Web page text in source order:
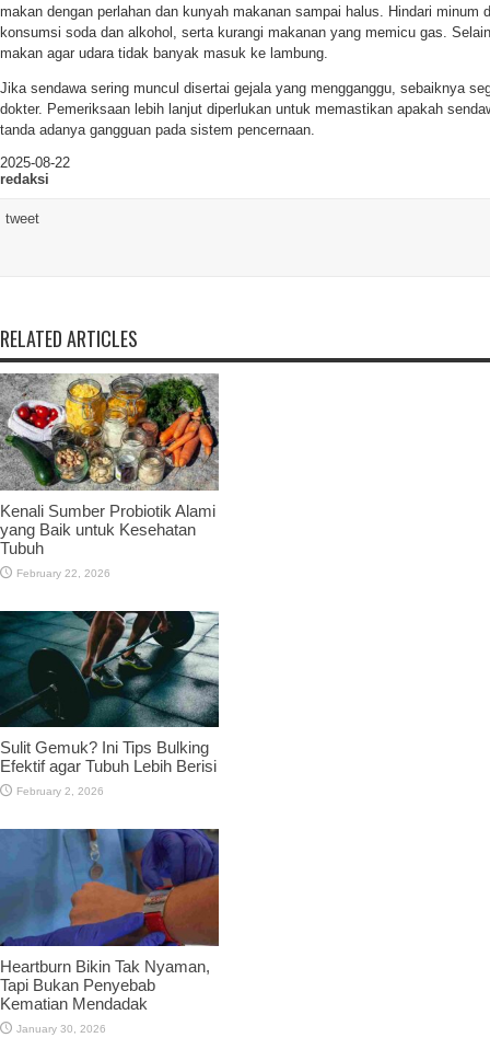
makan dengan perlahan dan kunyah makanan sampai halus. Hindari minum
konsumsi soda dan alkohol, serta kurangi makanan yang memicu gas.
makan agar udara tidak banyak masuk ke lambung.
Jika sendawa sering muncul disertai gejala yang mengganggu, sebaiknya
dokter. Pemeriksaan lebih lanjut diperlukan untuk memastikan apakah
tanda adanya gangguan pada sistem pencernaan.
2025-08-22
redaksi
tweet
RELATED ARTICLES
Kenali Sumber Probiotik Alami
yang Baik untuk Kesehatan
Tubuh
February 22, 2026
Sulit Gemuk? Ini Tips Bulking
Efektif agar Tubuh Lebih Berisi
February 2, 2026
Heartburn Bikin Tak Nyaman,
Tapi Bukan Penyebab
Kematian Mendadak
January 30, 2026